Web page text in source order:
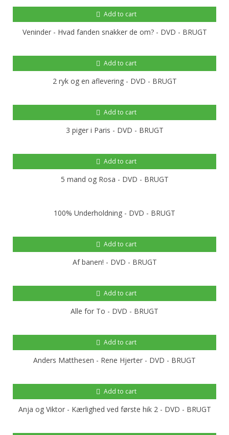
Add to cart
Veninder - Hvad fanden snakker de om? - DVD - BRUGT
Add to cart
2 ryk og en aflevering - DVD - BRUGT
Add to cart
3 piger i Paris - DVD - BRUGT
Add to cart
5 mand og Rosa - DVD - BRUGT
100% Underholdning - DVD - BRUGT
Add to cart
Af banen! - DVD - BRUGT
Add to cart
Alle for To - DVD - BRUGT
Add to cart
Anders Matthesen - Rene Hjerter - DVD - BRUGT
Add to cart
Anja og Viktor - Kærlighed ved første hik 2 - DVD - BRUGT